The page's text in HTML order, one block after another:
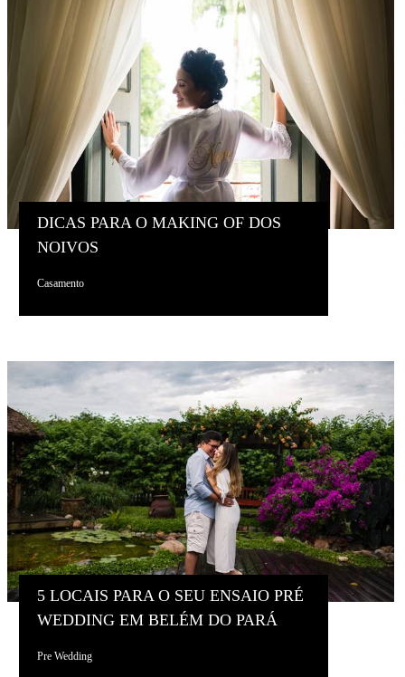
DICAS PARA O MAKING OF DOS
NOIVOS
Casamento
5 LOCAIS PARA O SEU ENSAIO PRÉ
WEDDING EM BELÉM DO PARÁ
Pre Wedding